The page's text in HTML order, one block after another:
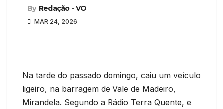
By Redação - VO
MAR 24, 2026
Na tarde do passado domingo, caiu um veículo
ligeiro, na barragem de Vale de Madeiro,
Mirandela. Segundo a Rádio Terra Quente, e